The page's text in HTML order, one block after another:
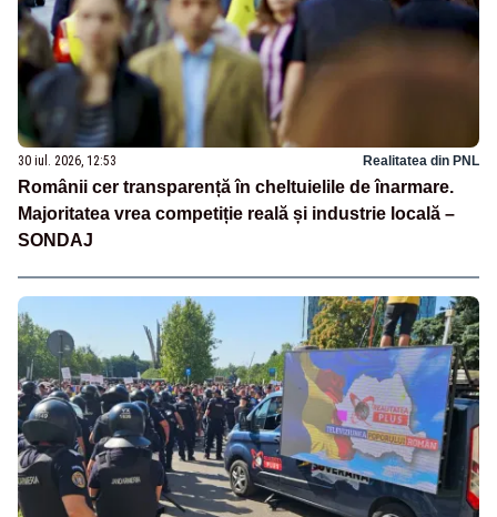
30 iul. 2026, 12:53 Realitatea din PNL
Românii cer transparență în cheltuielile de înarmare.
Majoritatea vrea competiție reală și industrie locală –
SONDAJ